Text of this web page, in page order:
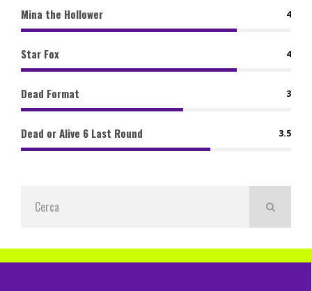
Mina the Hollower 4
Star Fox 4
Dead Format 3
Dead or Alive 6 Last Round 3.5